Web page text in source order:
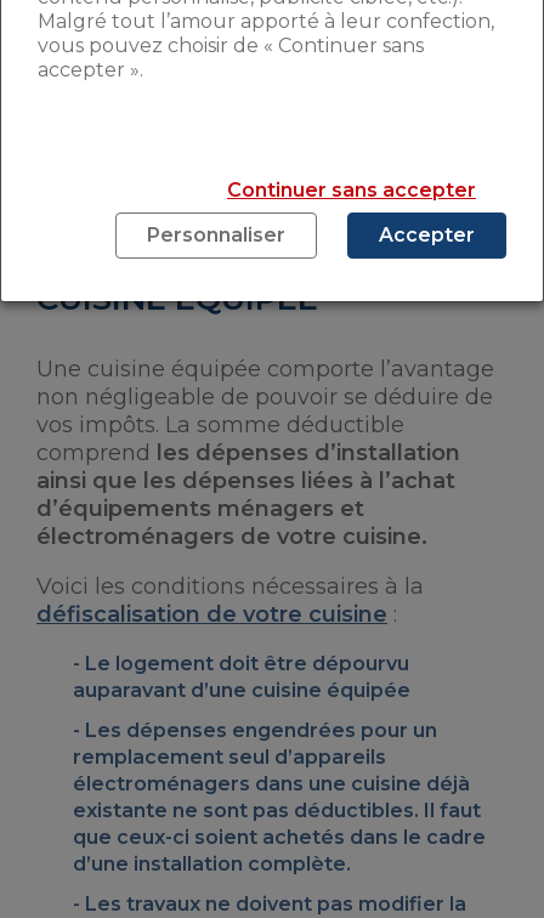
stratifié est davantage conseillé par
rapport au laqué, car plus solide.
DÉFISCALISER VOTRE
CUISINE ÉQUIPÉE
Une cuisine équipée comporte l’avantage
non négligeable de pouvoir se déduire de
vos impôts. La somme déductible
comprend
les dépenses d’installation
ainsi que les dépenses liées à l’achat
d’équipements ménagers et
électroménagers de votre cuisine.
Voici les conditions nécessaires à la
défiscalisation de votre cuisine :
Le logement doit être dépourvu
auparavant d’une cuisine équipée
Les dépenses engendrées pour un
remplacement seul d’appareils
électroménagers dans une cuisine déjà
existante ne sont pas déductibles. Il faut
que ceux-ci soient achetés dans le cadre
d’une installation complète.
Les travaux ne doivent pas modifier la
Malgré tout l’amour apporté à leur confection,
vous pouvez choisir de « Continuer sans
accepter ».
Continuer sans accepter
Personnaliser
Accepter